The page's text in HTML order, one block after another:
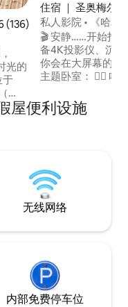
分 4.96 分（满分 5 分），
(136)
光的
于
des
住宿 ｜ 圣奥梅尔
私人影院 • 《哈利
8 人
🎬 安静……开始拍摄！ 顶层：私人影
备4K投影仪、沉
你会在大屏幕的星空下入
主题卧室： 🧙‍♂️ 哈
浓缩咖啡机、家庭自
适合生日、单身派
屋便利设施
无线网络
内部免费停车位